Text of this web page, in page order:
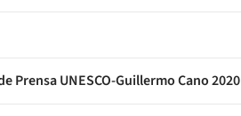
Prensa UNESCO-Guillermo Cano 2020